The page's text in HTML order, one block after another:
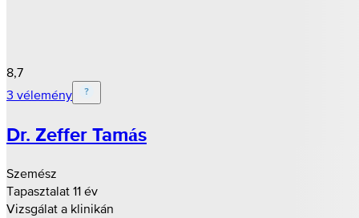
8,7
3 vélemény
Dr. Zeffer Tamás
Szemész
Tapasztalat 11 év
Vizsgálat a klinikán